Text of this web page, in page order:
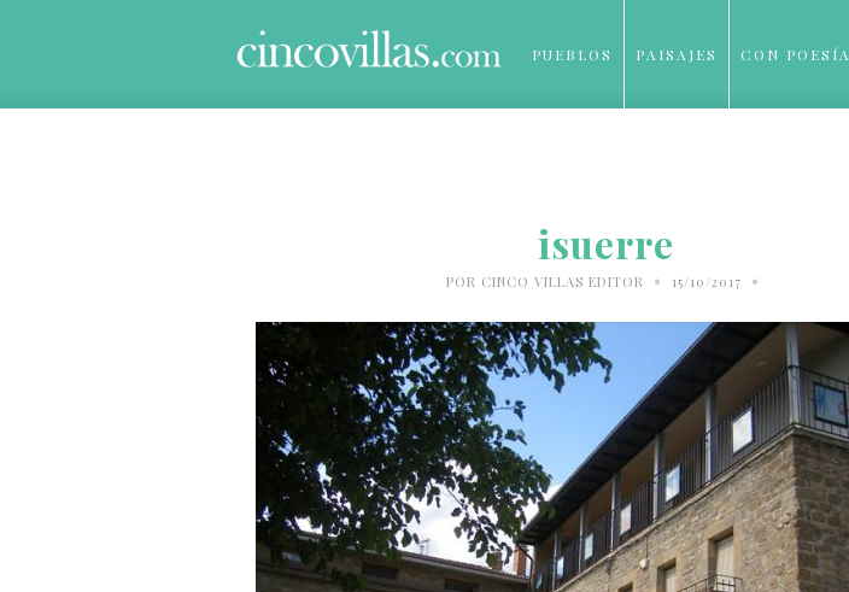
PUEBLOS PAISAJES CON POESÍA
isuerre
POR CINCO VILLAS EDITOR • 15/10/2017 •